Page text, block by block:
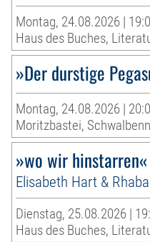
Montag, 24.08.2026 |
Haus des Buches,
»Der durstige
Montag, 24.08.2026 |
Moritzbastei,
»wo wir hinstarren«
Elisabeth Hart &
Dienstag, 25.08.2026 |
Haus des Buches,